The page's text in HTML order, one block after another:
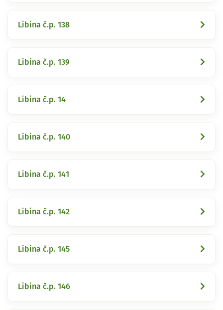
Libina č.p. 138
Libina č.p. 139
Libina č.p. 14
Libina č.p. 140
Libina č.p. 141
Libina č.p. 142
Libina č.p. 145
Libina č.p. 146